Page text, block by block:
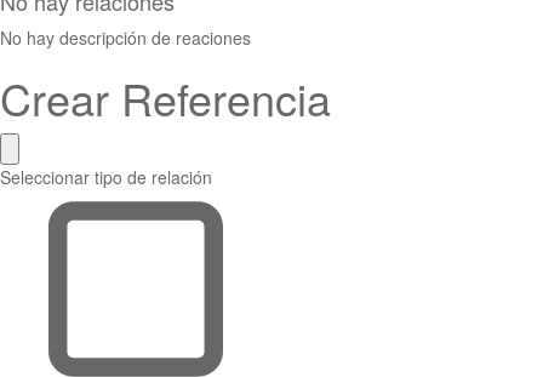
No hay descripción de reaciones
Crear Referencia
Seleccionar tipo de relación